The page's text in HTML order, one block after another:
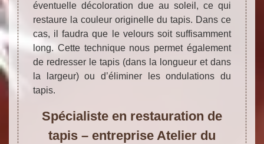
éventuelle décoloration due au soleil, ce qui
restaure la couleur originelle du tapis. Dans ce
cas, il faudra que le velours soit suffisamment
long. Cette technique nous permet également
de redresser le tapis (dans la longueur et dans
la largeur) ou d’éliminer les ondulations du
tapis.
Spécialiste en restauration de
tapis – entreprise Atelier du